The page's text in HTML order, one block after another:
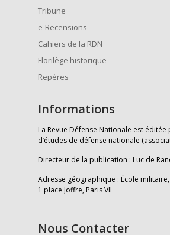
Tribune
e-Recensions
Cahiers de la RDN
Florilège historique
Repères
Informations
La Revue Défense Nationale est éditée
d’études de défense nationale
Directeur de la publication : Luc de
Adresse géographique : École militaire,
1 place Joffre, Paris VII
Nous Contacter